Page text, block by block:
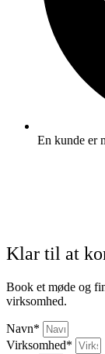
En kunde er
Klar til at
Book et møde og
virksomhed.
Navn*
Virksomhed*